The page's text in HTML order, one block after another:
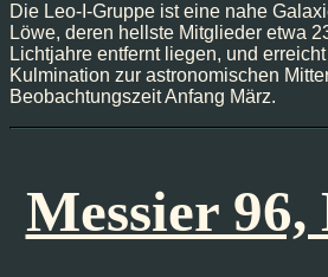
Die Leo-I-Gruppe ist eine nahe
Löwe, deren hellste Mitglieder etwa
Lichtjahre entfernt liegen, und
Kulmination zur astronomischen
Beobachtungszeit Anfang März.
Messier 96,